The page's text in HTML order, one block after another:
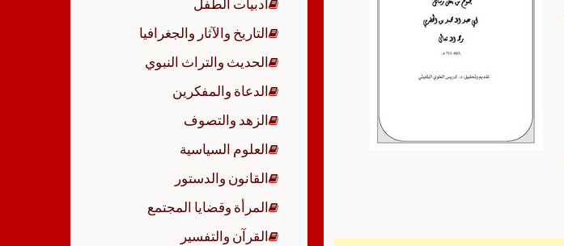
أدبيات الطفل
التاريخ والآثار والجغرافيا
الحديث والتراث النبوي
الدعاة والمفكرين
الزهد والتصوف
العلوم السياسية
القانون والدستور
المرأة وقضايا المجتمع
القرآن والتفسير